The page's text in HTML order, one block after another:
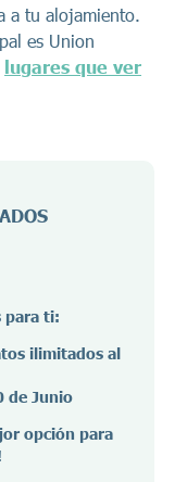
a tu alojamiento.
es Union
lugares que ver
para ti:
ilimitados al
de Junio
opción para